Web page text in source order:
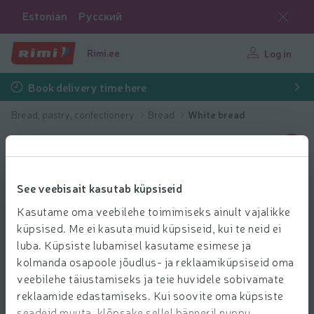
See veebisait kasutab küpsiseid
Kasutame oma veebilehe toimimiseks ainult vajalikke
küpsised. Me ei kasuta muid küpsiseid, kui te neid ei
luba. Küpsiste lubamisel kasutame esimese ja
kolmanda osapoole jõudlus- ja reklaamiküpsiseid oma
veebilehe täiustamiseks ja teie huvidele sobivamate
reklaamide edastamiseks. Kui soovite oma küpsiste
Estonian Русский
Rimi.ee Log in
Book delivery time here
Bread, pastry, confectionery Bread White bread